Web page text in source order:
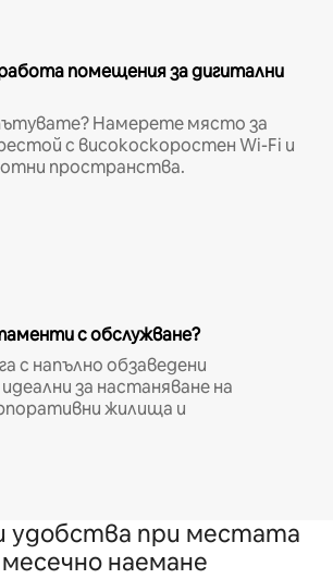
помещения за дигитални
Намерете място за
с високоскоростен Wi-Fi и
пространства.
с обслужване?
с напълно обзаведени
за настаняване на
жилища и
удобства при местата
месечно наемане